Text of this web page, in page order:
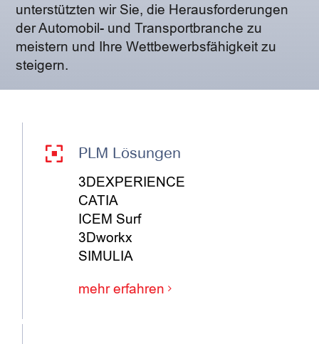
unterstützten wir Sie, die Herausforderungen
der Automobil- und Transportbranche zu
meistern und Ihre Wettbewerbsfähigkeit zu
steigern.
PLM Lösungen
3DEXPERIENCE
CATIA
ICEM Surf
3Dworkx
SIMULIA
mehr erfahren